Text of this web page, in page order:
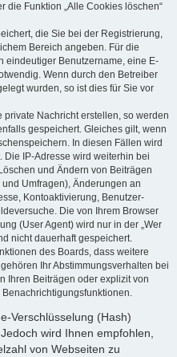
die Funktion „Alle Cookies löschen“
die Sie bei der Registrierung,
Bereich angeben. Für die
eindeutiger Benutzername, eine E-
Wenn durch den Betreiber
wurden, so ist dies für Sie vor
Nachricht erstellen, so werden
gespeichert. Gleiches gilt, wenn
In diesen Fällen wird
Die IP-Adresse wird weiterhin bei
und Ändern von Beiträgen
Umfragen), Änderungen an
Kontoaktivierung, Benutzer-
Die von Ihrem Browser
(User Agent) wird nur in der „Wer
nicht dauerhaft gespeichert.
des Boards, dass weitere
Ihr Abstimmungsverhalten bei
Ihren Beiträgen oder explizit von
Benachrichtigungsfunktionen.
Verschlüsselung (Hash)
wird Ihnen empfohlen,
von Webseiten zu